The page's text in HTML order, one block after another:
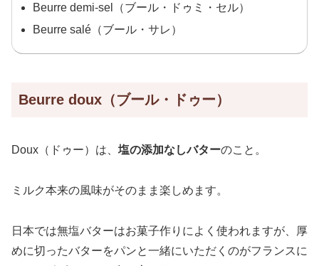
Beurre demi-sel（ブール・ドゥミ・セル）
Beurre salé（ブール・サレ）
Beurre doux（ブール・ドゥー）
Doux（ドゥー）は、 塩の添加なしバターのこと。
ミルク本来の風味がそのまま楽しめます。
日本では無塩バターはお菓子作りによく使われますが、厚
めに切ったバターをパンと一緒にいただくのがフランスに